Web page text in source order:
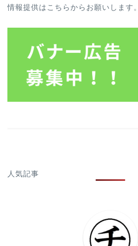
情報提供はこちらからお願いします。
人気記事